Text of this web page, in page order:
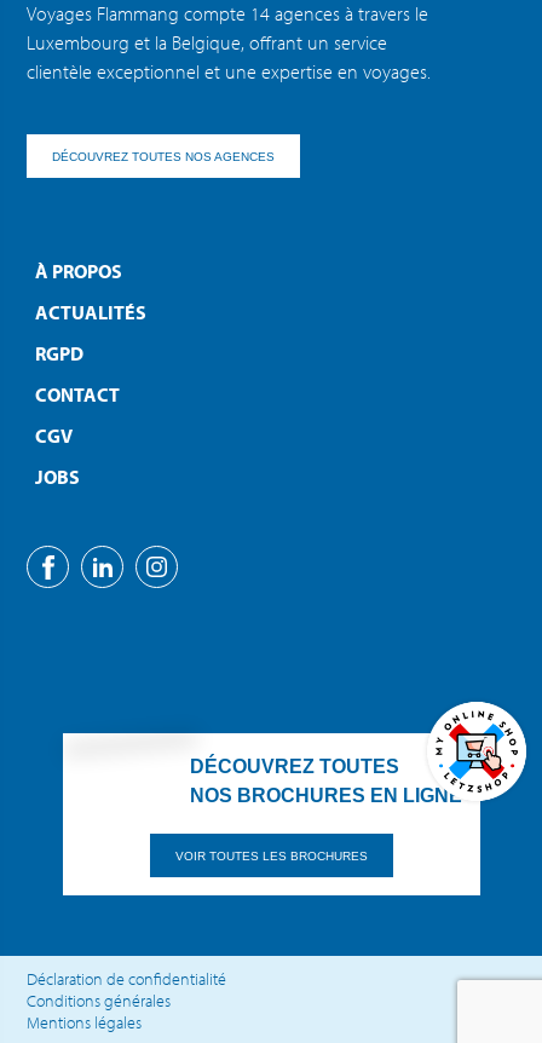
Voyages Flammang compte 14 agences à travers le
Luxembourg et la Belgique, offrant un service
clientèle exceptionnel et une expertise en voyages.
DÉCOUVREZ TOUTES NOS AGENCES
À PROPOS
ACTUALITÉS
RGPD
CONTACT
CGV
JOBS
DÉCOUVREZ TOUTES
NOS BROCHURES EN LIGNE
VOIR TOUTES LES BROCHURES
Déclaration de confidentialité
Conditions générales
Mentions légales